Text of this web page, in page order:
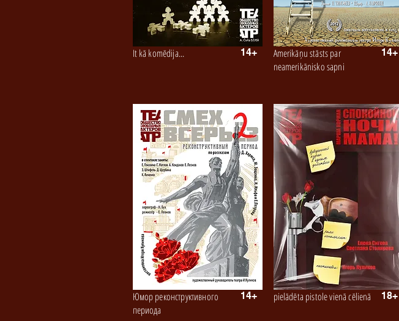
14+
It kā komēdija...
14+
Юмор реконструктивного
периода
14+
Amerikāņu stāsts par
neamerikānisko sapni
18+
pielādēta pistole vienā cēlienā